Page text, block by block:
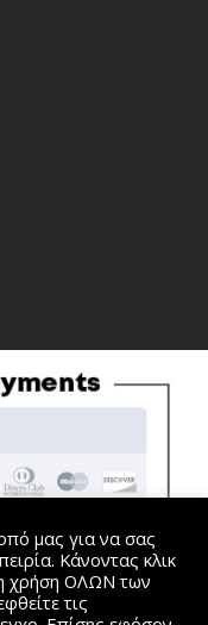
μας για να σας
Κάνοντας κλικ
χρήση ΟΛΩΝ των
τις